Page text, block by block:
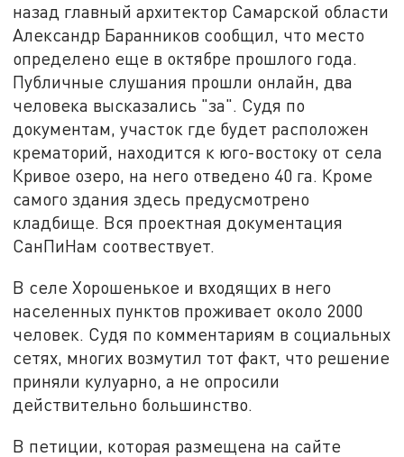
назад главный архитектор Самарской области
Александр Баранников сообщил, что место
определено еще в октябре прошлого года.
Публичные слушания прошли онлайн, два
человека высказались "за". Судя по
документам, участок где будет расположен
крематорий, находится к юго-востоку от села
Кривое озеро, на него отведено 40 га. Кроме
самого здания здесь предусмотрено
кладбище. Вся проектная документация
СанПиНам соотвествует.
В селе Хорошенькое и входящих в него
населенных пунктов проживает около 2000
человек. Судя по комментариям в социальных
сетях, многих возмутил тот факт, что решение
приняли кулуарно, а не опросили
действительно большинство.
В петиции, которая размещена на сайте